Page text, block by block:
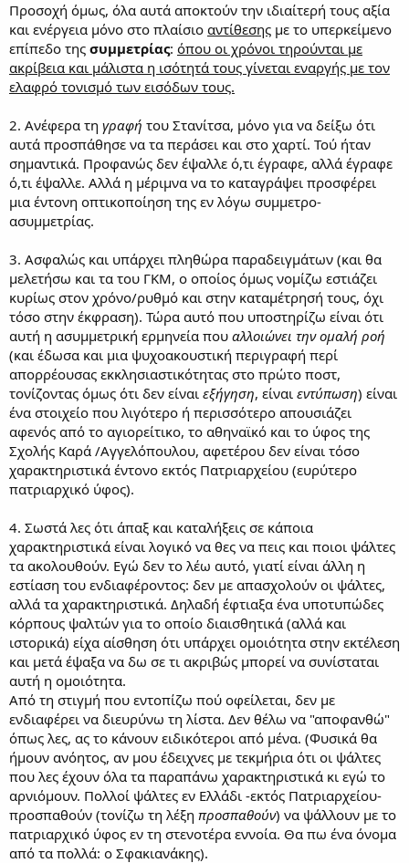
Προσοχή όμως, όλα αυτά αποκτούν την ιδιαίτερή τους αξία
και ενέργεια μόνο στο πλαίσιο αντίθεσης με το υπερκείμενο
επίπεδο της συμμετρίας: όπου οι χρόνοι τηρούνται με
ακρίβεια και μάλιστα η ισότητά τους γίνεται εναργής με τον
ελαφρό τονισμό των εισόδων τους.
2. Ανέφερα τη γραφή του Στανίτσα, μόνο για να δείξω ότι
αυτά προσπάθησε να τα περάσει και στο χαρτί. Τού ήταν
σημαντικά. Προφανώς δεν έψαλλε ό,τι έγραφε, αλλά έγραφε
ό,τι έψαλλε. Αλλά η μέριμνα να το καταγράψει προσφέρει
μια έντονη οπτικοποίηση της εν λόγω συμμετρο-
ασυμμετρίας.
3. Ασφαλώς και υπάρχει πληθώρα παραδειγμάτων (και θα
μελετήσω και τα του ΓΚΜ, ο οποίος όμως νομίζω εστιάζει
κυρίως στον χρόνο/ρυθμό και στην καταμέτρησή τους, όχι
τόσο στην έκφραση). Τώρα αυτό που υποστηρίζω είναι ότι
αυτή η ασυμμετρική ερμηνεία που αλλοιώνει την ομαλή ροή
(και έδωσα και μια ψυχοακουστική περιγραφή περί
απορρέουσας εκκλησιαστικότητας στο πρώτο ποστ,
τονίζοντας όμως ότι δεν είναι εξήγηση, είναι εντύπωση) είναι
ένα στοιχείο που λιγότερο ή περισσότερο απουσιάζει
αφενός από το αγιορείτικο, το αθηναϊκό και το ύφος της
Σχολής Καρά /Αγγελόπουλου, αφετέρου δεν είναι τόσο
χαρακτηριστικά έντονο εκτός Πατριαρχείου (ευρύτερο
πατριαρχικό ύφος).
4. Σωστά λες ότι άπαξ και καταλήξεις σε κάποια
χαρακτηριστικά είναι λογικό να θες να πεις και ποιοι ψάλτες
τα ακολουθούν. Εγώ δεν το λέω αυτό, γιατί είναι άλλη η
εστίαση του ενδιαφέροντος: δεν με απασχολούν οι ψάλτες,
αλλά τα χαρακτηριστικά. Δηλαδή έφτιαξα ένα υποτυπώδες
κόρπους ψαλτών για το οποίο διαισθητικά (αλλά και
ιστορικά) είχα αίσθηση ότι υπάρχει ομοιότητα στην εκτέλεση
και μετά έψαξα να δω σε τι ακριβώς μπορεί να συνίσταται
αυτή η ομοιότητα.
Από τη στιγμή που εντοπίζω πού οφείλεται, δεν με
ενδιαφέρει να διευρύνω τη λίστα. Δεν θέλω να "αποφανθώ"
όπως λες, ας το κάνουν ειδικότεροι από μένα. (Φυσικά θα
ήμουν ανόητος, αν μου έδειχνες με τεκμήρια ότι οι ψάλτες
που λες έχουν όλα τα παραπάνω χαρακτηριστικά κι εγώ το
αρνιόμουν. Πολλοί ψάλτες εν Ελλάδι -εκτός Πατριαρχείου-
προσπαθούν (τονίζω τη λέξη προσπαθούν) να ψάλλουν με το
πατριαρχικό ύφος εν τη στενοτέρα εννοία. Θα πω ένα όνομα
από τα πολλά: ο Σφακιανάκης).